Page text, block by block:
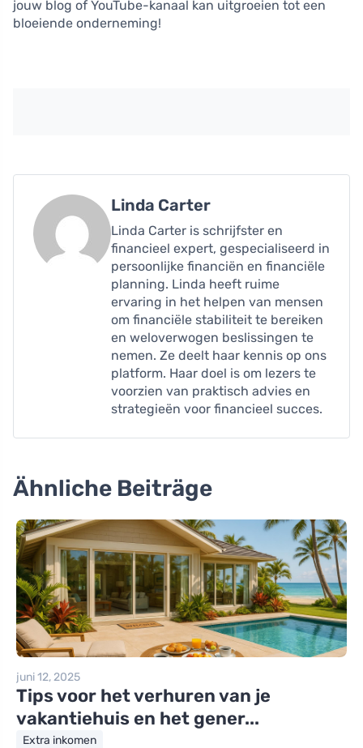
jouw blog of YouTube-kanaal kan uitgroeien tot een
bloeiende onderneming!
Linda Carter
Linda Carter is schrijfster en
financieel expert, gespecialiseerd in
persoonlijke financiën en financiële
planning. Linda heeft ruime
ervaring in het helpen van mensen
om financiële stabiliteit te bereiken
en weloverwogen beslissingen te
nemen. Ze deelt haar kennis op ons
platform. Haar doel is om lezers te
voorzien van praktisch advies en
strategieën voor financieel succes.
Ähnliche Beiträge
juni 12, 2025
Tips voor het verhuren van je
vakantiehuis en het gener...
Extra inkomen